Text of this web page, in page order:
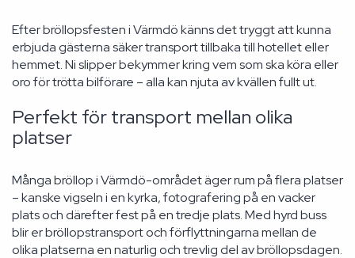
Efter bröllopsfesten i Värmdö känns det tryggt att kunna
erbjuda gästerna säker transport tillbaka till hotellet eller
hemmet. Ni slipper bekymmer kring vem som ska köra eller
oro för trötta bilförare – alla kan njuta av kvällen fullt ut.
Perfekt för transport mellan olika
platser
Många bröllop i Värmdö-området äger rum på flera platser
– kanske vigseln i en kyrka, fotografering på en vacker
plats och därefter fest på en tredje plats. Med hyrd buss
blir er bröllopstransport och förflyttningarna mellan de
olika platserna en naturlig och trevlig del av bröllopsdagen.